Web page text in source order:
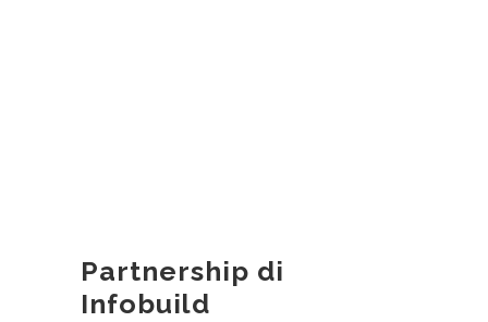
Partnership di
Infobuild